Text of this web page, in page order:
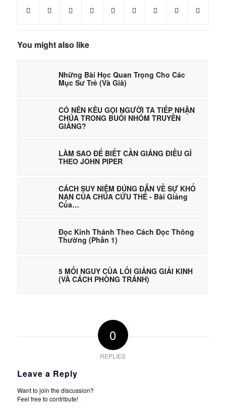
You might also like
Những Bài Học Quan Trọng Cho Các
Mục Sư Trẻ (Và Già)
CÓ NÊN KÊU GỌI NGƯỜI TA TIẾP NHẬN
CHÚA TRONG BUỔI NHÓM TRUYỀN
GIẢNG?
LÀM SAO ĐỂ BIẾT CẦN GIẢNG ĐIỀU GÌ
THEO JOHN PIPER
CÁCH SUY NIỆM ĐÚNG ĐẮN VỀ SỰ KHỔ
NẠN CỦA CHÚA CỨU THẾ - Bài Giảng
Của…
Đọc Kinh Thánh Theo Cách Đọc Thông
Thường (Phần 1)
5 MỐI NGUY CỦA LỐI GIẢNG GIẢI KINH
(VÀ CÁCH PHÒNG TRÁNH)
0
REPLIES
Leave a Reply
Want to join the discussion?
Feel free to contribute!